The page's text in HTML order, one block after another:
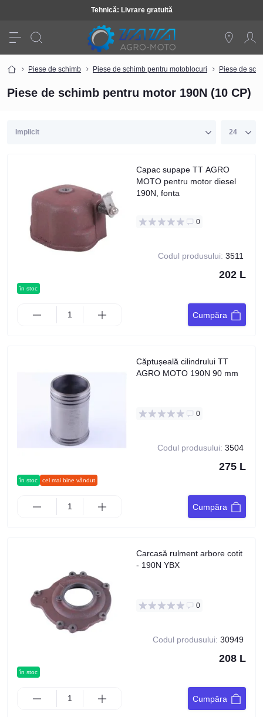
Tehnică: Livrare gratuită
Piese de schimb Piese de schimb pentru motoblocuri Piese de
Piese de schimb pentru motor 190N (10 CP)
în stoc
Capac supape TT AGRO
MOTO pentru motor diesel
190N, fonta
0
Codul produsului: 3511
202 L
Cumpăra
în stoc cel mai bine vândut
Căptușeală cilindrului TT
AGRO MOTO 190N 90 mm
0
Codul produsului: 3504
275 L
Cumpăra
în stoc
Carcasă rulment arbore cotit
- 190N YBX
0
Codul produsului: 30949
208 L
Cumpăra